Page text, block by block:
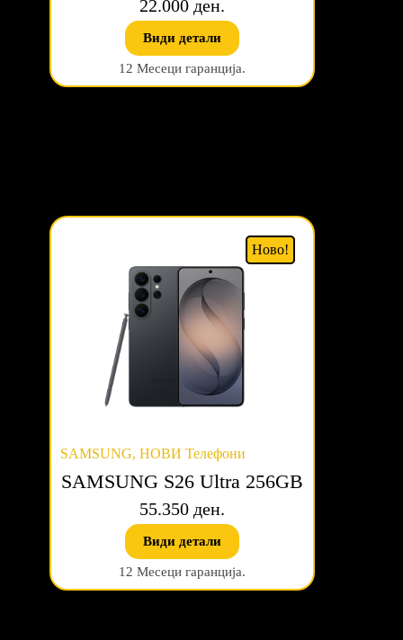
22.000 ден.
Види детали
12 Месеци гаранција.
Ново!
SAMSUNG, НОВИ Телефони
SAMSUNG S26 Ultra 256GB
55.350 ден.
Види детали
12 Месеци гаранција.